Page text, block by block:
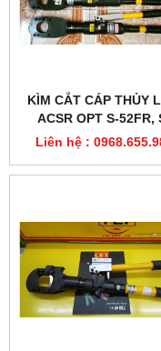
KÌM CẮT CÁP THỦY
ACSR OPT S-52FR,
52AFR
Liên hệ :